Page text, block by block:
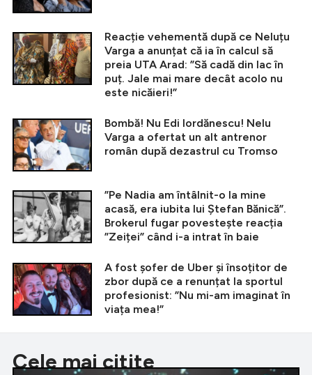
Reacție vehementă după ce Neluțu
Varga a anunțat că ia în calcul să
preia UTA Arad: ”Să cadă din lac în
puț. Jale mai mare decât acolo nu
este nicăieri!”
Bombă! Nu Edi Iordănescu! Nelu
Varga a ofertat un alt antrenor
român după dezastrul cu Tromso
”Pe Nadia am întâlnit-o la mine
acasă, era iubita lui Ștefan Bănică”.
Brokerul fugar povestește reacția
”Zeiței” când i-a intrat în baie
A fost șofer de Uber și însoțitor de
zbor după ce a renunțat la sportul
profesionist: ”Nu mi-am imaginat în
viața mea!”
Cele mai citite